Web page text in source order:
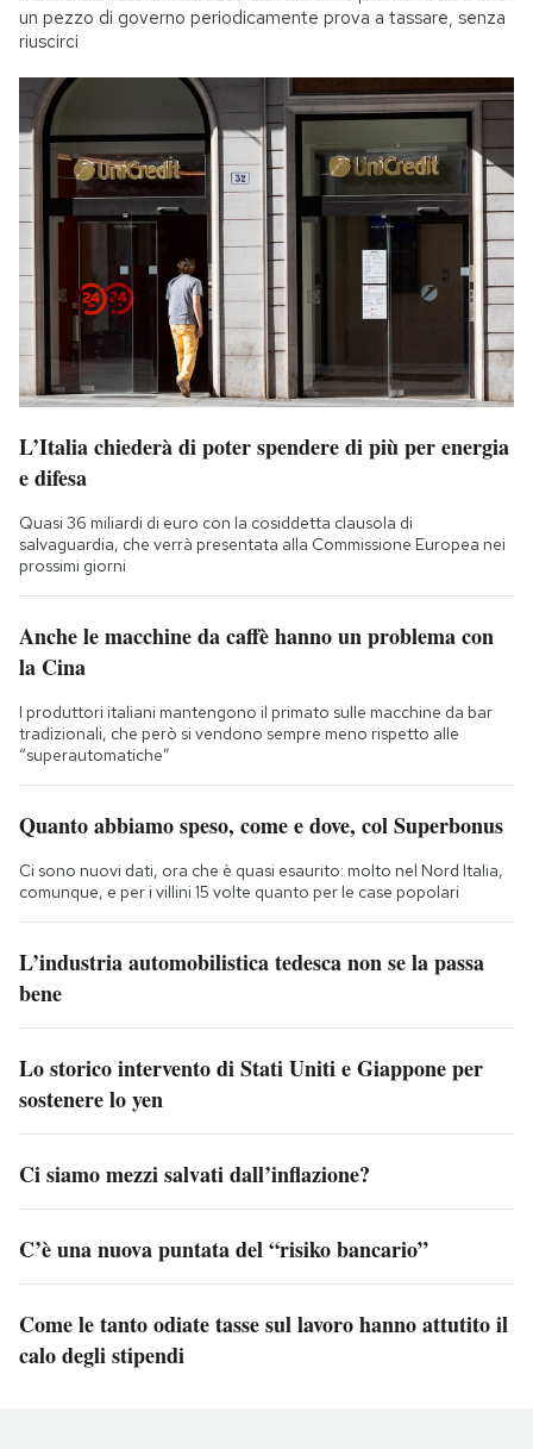
un pezzo di governo periodicamente prova a tassare, senza
riuscirci
L’Italia chiederà di poter spendere di più per energia
e difesa
Quasi 36 miliardi di euro con la cosiddetta clausola di
salvaguardia, che verrà presentata alla Commissione Europea nei
prossimi giorni
Anche le macchine da caffè hanno un problema con
la Cina
I produttori italiani mantengono il primato sulle macchine da bar
tradizionali, che però si vendono sempre meno rispetto alle
“superautomatiche”
Quanto abbiamo speso, come e dove, col Superbonus
Ci sono nuovi dati, ora che è quasi esaurito: molto nel Nord Italia,
comunque, e per i villini 15 volte quanto per le case popolari
L’industria automobilistica tedesca non se la passa
bene
Lo storico intervento di Stati Uniti e Giappone per
sostenere lo yen
Ci siamo mezzi salvati dall’inflazione?
C’è una nuova puntata del “risiko bancario”
Come le tanto odiate tasse sul lavoro hanno attutito il
calo degli stipendi